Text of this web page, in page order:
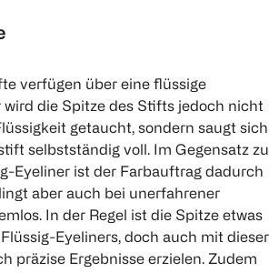
Catrice
24h Brush Liner
Ultra Black
essence
Liquid Ink
Waterproof
verfügen über eine flüssige
wird die Spitze des Stifts jedoch nicht
getaucht, sondern saugt sich
selbstständig voll. Im Gegensatz
Eyeliner ist der Farbauftrag dadurch
aber auch bei unerfahrener
In der Regel ist die Spitze etwas
Eyeliners, doch auch mit dieser
präzise Ergebnisse erzielen. Zudem